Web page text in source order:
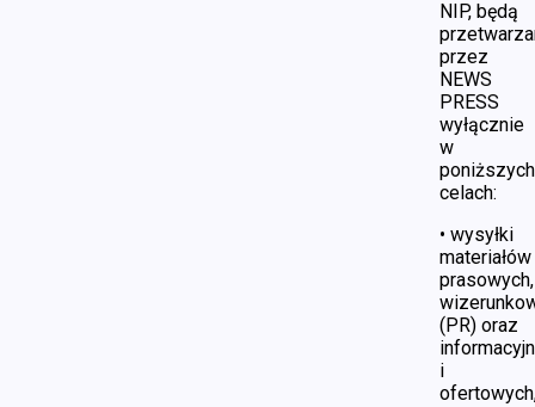
NIP, będą
przez
NEWS
PRESS
wyłącznie
w
poniższych
celach:
• wysyłki
materiałów
prasowych,
(PR) oraz
i